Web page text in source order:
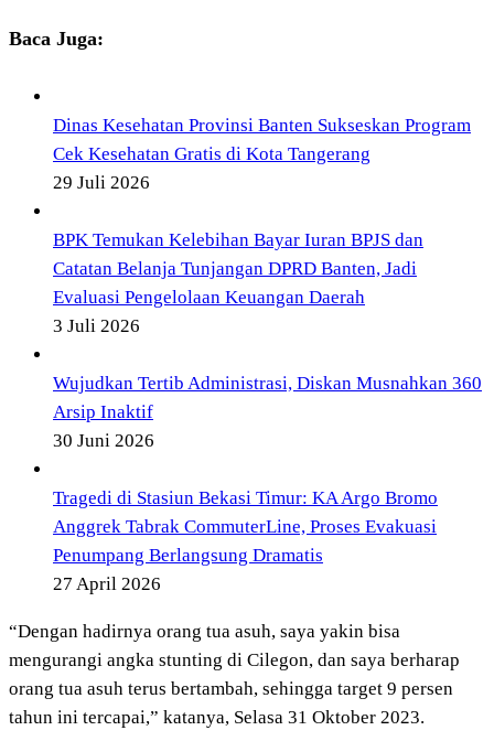
Baca Juga:
Dinas Kesehatan Provinsi Banten Sukseskan Program
Cek Kesehatan Gratis di Kota Tangerang
29 Juli 2026
BPK Temukan Kelebihan Bayar Iuran BPJS dan
Catatan Belanja Tunjangan DPRD Banten, Jadi
Evaluasi Pengelolaan Keuangan Daerah
3 Juli 2026
Wujudkan Tertib Administrasi, Diskan Musnahkan 360
Arsip Inaktif
30 Juni 2026
Tragedi di Stasiun Bekasi Timur: KA Argo Bromo
Anggrek Tabrak CommuterLine, Proses Evakuasi
Penumpang Berlangsung Dramatis
27 April 2026
“Dengan hadirnya orang tua asuh, saya yakin bisa
mengurangi angka stunting di Cilegon, dan saya berharap
orang tua asuh terus bertambah, sehingga target 9 persen
tahun ini tercapai,” katanya, Selasa 31 Oktober 2023.